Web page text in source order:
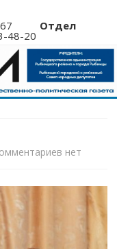
67 Отдел
48-20
к
Визит
президента
нет